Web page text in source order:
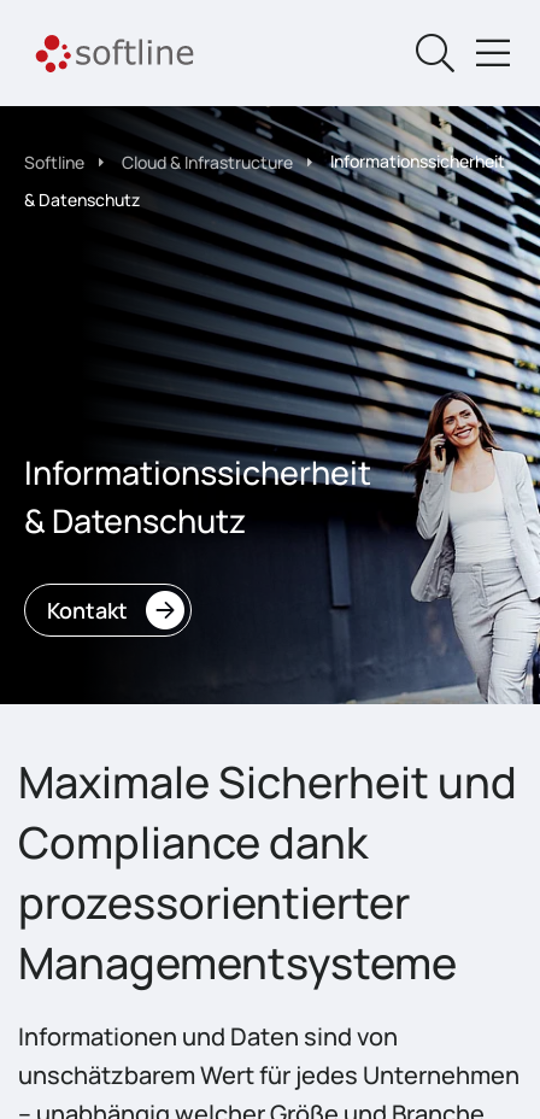
Softline Cloud & Infrastructure
Informationssicherheit
& Datenschutz
Informationssicherheit
& Datenschutz
Kontakt
Maximale Sicherheit und
Compliance dank
prozessorientierter
Managementsysteme
Informationen und Daten sind von
unschätzbarem Wert für jedes Unternehmen